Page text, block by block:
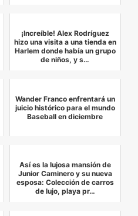
¡Increíble! Alex Rodríguez
hizo una visita a una tienda en
Harlem donde había un grupo
de niños, y s…
Wander Franco enfrentará un
juicio histórico para el mundo
Baseball en diciembre
Así es la lujosa mansión de
Junior Caminero y su nueva
esposa: Colección de carros
de lujo, playa pr…